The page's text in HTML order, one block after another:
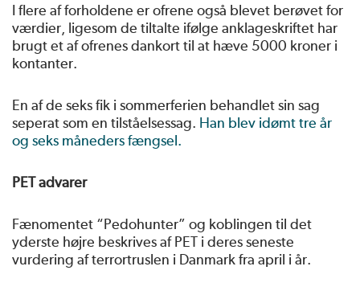
I flere af forholdene er ofrene også blevet berøvet for
værdier, ligesom de tiltalte ifølge anklageskriftet har
brugt et af ofrenes dankort til at hæve 5000 kroner i
kontanter.
En af de seks fik i sommerferien behandlet sin sag
seperat som en tilståelsessag. Han blev idømt tre år
og seks måneders fængsel.
PET advarer
Fænomentet “Pedohunter” og koblingen til det
yderste højre beskrives af PET i deres seneste
vurdering af terrortruslen i Danmark fra april i år.